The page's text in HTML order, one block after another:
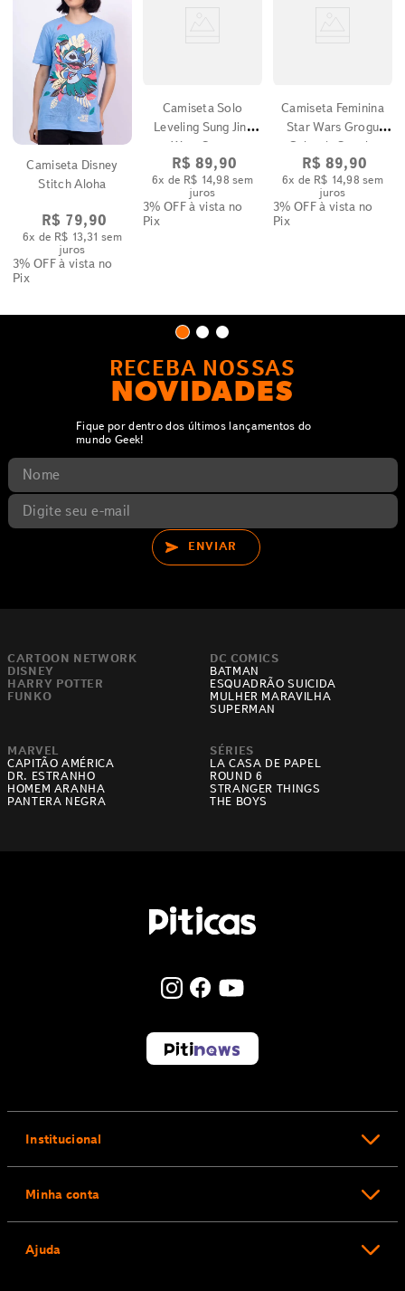
Camiseta Disney
Stitch Aloha
R$ 79,90
6x de R$ 13,31 sem
juros
3% OFFà vista no
Pix
Camiseta Solo
Leveling Sung Jin-
Woo Cenas
R$ 89,90
6x de R$ 14,98 sem
juros
3% OFFà vista no
Pix
Camiseta Feminina
Star Wars Grogu
Galactic Snacks
Please!
R$ 89,90
6x de R$ 14,98 sem
juros
3% OFFà vista no
Pix
RECEBA NOSSAS
NOVIDADES
Fique por dentro dos últimos lançamentos do
mundo Geek!
ENVIAR
CARTOON NETWORK
DISNEY
HARRY POTTER
FUNKO
DC COMICS
BATMAN
ESQUADRÃO SUICIDA
MULHER MARAVILHA
SUPERMAN
MARVEL
CAPITÃO AMÉRICA
DR. ESTRANHO
HOMEM ARANHA
PANTERA NEGRA
SÉRIES
LA CASA DE PAPEL
ROUND 6
STRANGER THINGS
THE BOYS
Institucional
Minha conta
Ajuda